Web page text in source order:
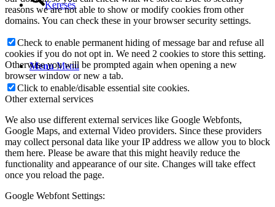
Keresés
Menu Menu
reasons we are not able to show or modify cookies from other
domains. You can check these in your browser security settings.
Check to enable permanent hiding of message bar and refuse all
cookies if you do not opt in. We need 2 cookies to store this setting.
Otherwise you will be prompted again when opening a new
browser window or new a tab.
Click to enable/disable essential site cookies.
Other external services
We also use different external services like Google Webfonts,
Google Maps, and external Video providers. Since these providers
may collect personal data like your IP address we allow you to block
them here. Please be aware that this might heavily reduce the
functionality and appearance of our site. Changes will take effect
once you reload the page.
Google Webfont Settings: